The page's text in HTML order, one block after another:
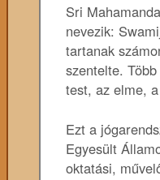
Sri
nevezik:
tartanak
szentelte.
test, az elme,
Ezt a
Egyesült
oktatási,